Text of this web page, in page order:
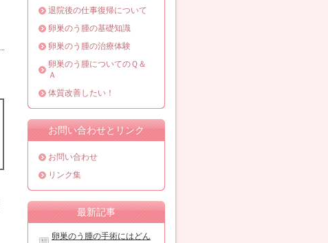
退院後の仕事復帰について
卵巣のう腫の基礎知識
卵巣のう腫の治療体験
卵巣のう腫についてのＱ＆
Ａ
体質改善したい！
お問い合わせとリンク
お問い合わせ
リンク集
最新記事
卵巣のう腫の手術にはどん